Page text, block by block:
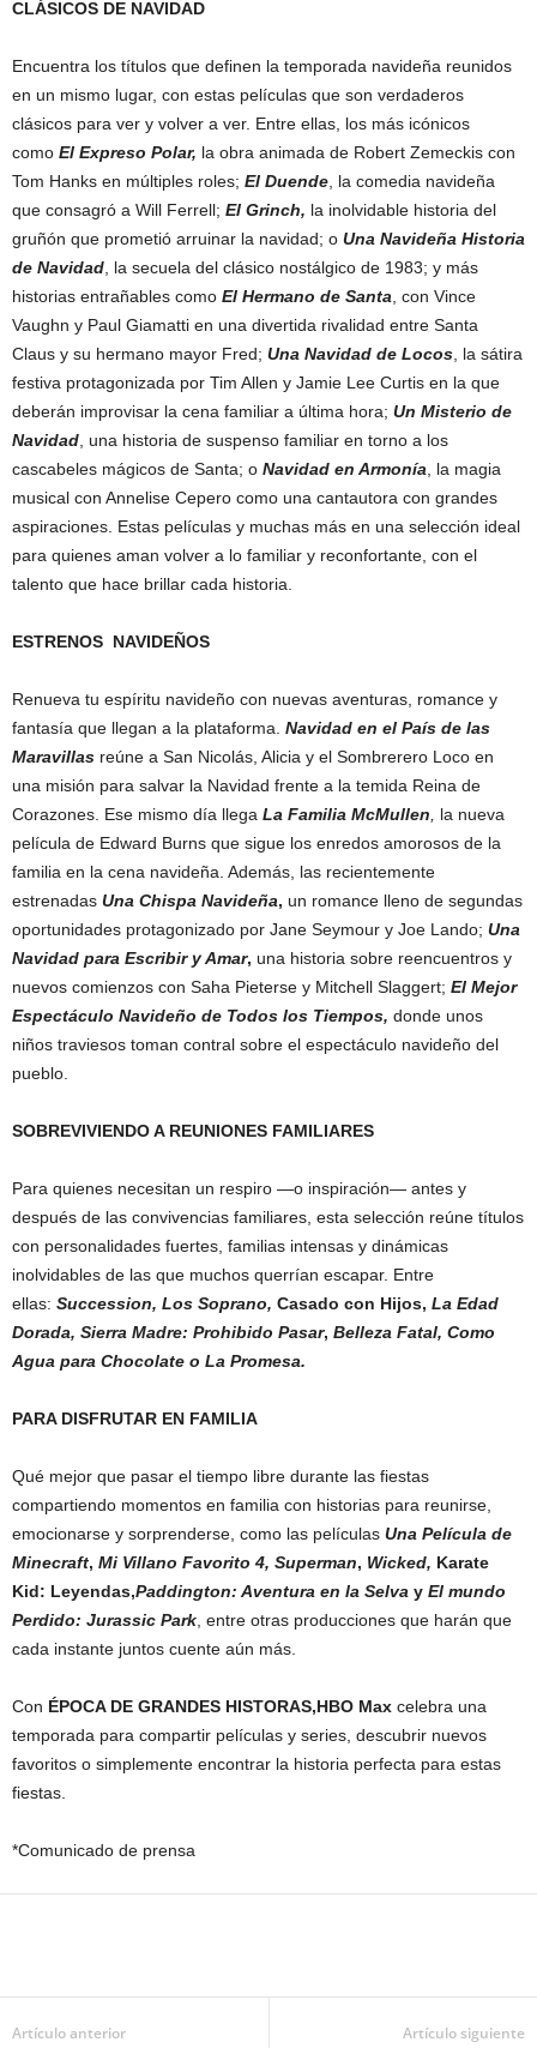
CLÁSICOS DE NAVIDAD
Encuentra los títulos que definen la temporada navideña reunidos
en un mismo lugar, con estas películas que son verdaderos
clásicos para ver y volver a ver. Entre ellas, los más icónicos
como El Expreso Polar, la obra animada de Robert Zemeckis con
Tom Hanks en múltiples roles; El Duende, la comedia navideña
que consagró a Will Ferrell; El Grinch, la inolvidable historia del
gruñón que prometió arruinar la navidad; o Una Navideña Historia
de Navidad, la secuela del clásico nostálgico de 1983; y más
historias entrañables como El Hermano de Santa, con Vince
Vaughn y Paul Giamatti en una divertida rivalidad entre Santa
Claus y su hermano mayor Fred; Una Navidad de Locos, la sátira
festiva protagonizada por Tim Allen y Jamie Lee Curtis en la que
deberán improvisar la cena familiar a última hora; Un Misterio de
Navidad, una historia de suspenso familiar en torno a los
cascabeles mágicos de Santa; o Navidad en Armonía, la magia
musical con Annelise Cepero como una cantautora con grandes
aspiraciones. Estas películas y muchas más en una selección ideal
para quienes aman volver a lo familiar y reconfortante, con el
talento que hace brillar cada historia.
ESTRENOS NAVIDEÑOS
Renueva tu espíritu navideño con nuevas aventuras, romance y
fantasía que llegan a la plataforma. Navidad en el País de las
Maravillas reúne a San Nicolás, Alicia y el Sombrerero Loco en
una misión para salvar la Navidad frente a la temida Reina de
Corazones. Ese mismo día llega La Familia McMullen, la nueva
película de Edward Burns que sigue los enredos amorosos de la
familia en la cena navideña. Además, las recientemente
estrenadas Una Chispa Navideña, un romance lleno de segundas
oportunidades protagonizado por Jane Seymour y Joe Lando; Una
Navidad para Escribir y Amar, una historia sobre reencuentros y
nuevos comienzos con Saha Pieterse y Mitchell Slaggert; El Mejor
Espectáculo Navideño de Todos los Tiempos, donde unos
niños traviesos toman contral sobre el espectáculo navideño del
pueblo.
SOBREVIVIENDO A REUNIONES FAMILIARES
Para quienes necesitan un respiro —o inspiración— antes y
después de las convivencias familiares, esta selección reúne títulos
con personalidades fuertes, familias intensas y dinámicas
inolvidables de las que muchos querrían escapar. Entre
ellas: Succession, Los Soprano, Casado con Hijos, La Edad
Dorada, Sierra Madre: Prohibido Pasar, Belleza Fatal, Como
Agua para Chocolate o La Promesa.
PARA DISFRUTAR EN FAMILIA
Qué mejor que pasar el tiempo libre durante las fiestas
compartiendo momentos en familia con historias para reunirse,
emocionarse y sorprenderse, como las películas Una Película de
Minecraft, Mi Villano Favorito 4, Superman, Wicked, Karate
Kid: Leyendas,Paddington: Aventura en la Selva y El mundo
Perdido: Jurassic Park, entre otras producciones que harán que
cada instante juntos cuente aún más.
Con ÉPOCA DE GRANDES HISTORAS,HBO Max celebra una
temporada para compartir películas y series, descubrir nuevos
favoritos o simplemente encontrar la historia perfecta para estas
fiestas.
*Comunicado de prensa
Artículo anterior Artículo siguiente